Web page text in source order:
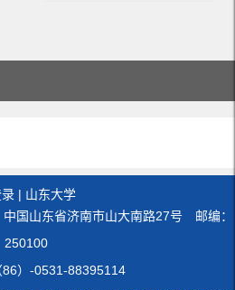
| 山东大学
国山东省济南市山大南路27号 邮编：
250100
86）-0531-88395114